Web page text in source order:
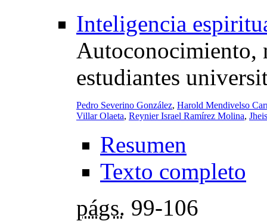
Inteligencia
Autoconocimiento,
estudiantes
Pedro Severino González, Harold Mendivelso
Villar Olaeta, Reynier Israel Ramírez Molina,
Resumen
Texto completo
págs. 99-106